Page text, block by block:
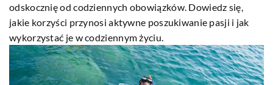
odskocznię od codziennych obowiązków. Dowiedz się,
jakie korzyści przynosi aktywne poszukiwanie pasji i jak
wykorzystać je w codziennym życiu.